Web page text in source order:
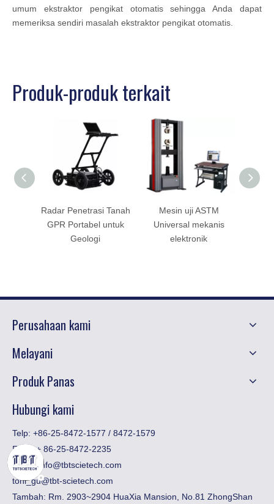
umum ekstraktor pengikat otomatis sehingga Anda dapat
memeriksa sendiri masalah ekstraktor pengikat otomatis.
Produk-produk terkait
Radar Penetrasi Tanah
GPR Portabel untuk
Geologi
Mesin uji ASTM
Universal mekanis
elektronik
Perusahaan kami
Melayani
Produk Panas
Hubungi kami
Telp: +86-25-8472-1577 / 8472-1579
Faks:​+ 86-25-8472-2235
Email: info@tbtscietech.com
toni_gu@tbt-scietech.com
Tambah: Rm. 2903~2904 HuaXia Mansion, No.81 ZhongShan